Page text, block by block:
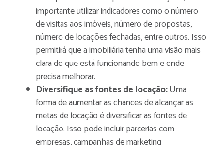
importante utilizar indicadores como o número
de visitas aos imóveis, número de propostas,
número de locações fechadas, entre outros. Isso
permitirá que a imobiliária tenha uma visão mais
clara do que está funcionando bem e onde
precisa melhorar.
Diversifique as fontes de locação:Uma
forma de aumentar as chances de alcançar as
metas de locação é diversificar as fontes de
locação. Isso pode incluir parcerias com
empresas, campanhas de marketing